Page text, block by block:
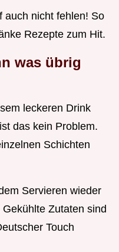
auch nicht fehlen! So
Rezepte zum Hit.
was übrig
leckeren Drink
das kein Problem.
Schichten
Servieren wieder
Zutaten sind
Touch